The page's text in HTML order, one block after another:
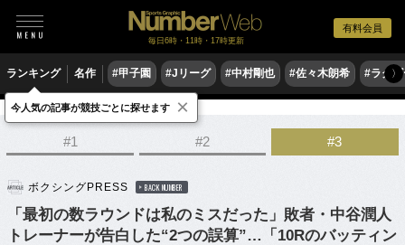
有料会員
毎日6時・11時・17時更新
ランキング 名作 #甲子園 #Jリーグ #中村剛也 #佐々木朗希 #ラグ〉
格闘技 ボクシング
#1 #2 #3
ボクシングPRESS BACK NUMBER
「最初の数ラウンドは私のミスだった」敗者・中谷潤人
トレーナーが告白した“2つの誤算”…「10Rのバッティン
今人気の記事が競技ごとに探せます ×